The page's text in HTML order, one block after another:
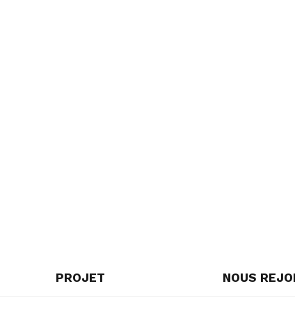
PROJET NOUS